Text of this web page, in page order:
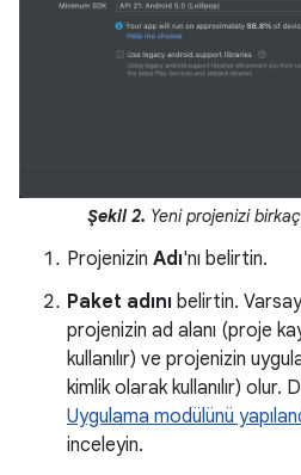
Şekil 2. Yeni projenizi birkaç
Projenizin Adı'nı belirtin.
Paket adını belirtin.
projenizin ad alanı (proje
kullanılır) ve projenizin
kimlik olarak kullanılır) olur.
Uygulama modülünü
inceleyin.